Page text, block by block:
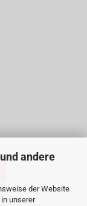
andere
der Website
unserer